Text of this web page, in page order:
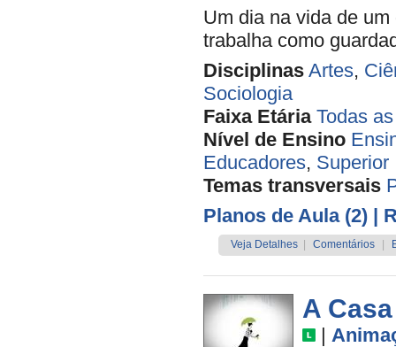
Um dia na vida de
trabalha como
Disciplinas Artes,
Sociologia
Faixa Etária Todas
Nível de Ensino
Educadores, Superior
Temas transversais
Planos de Aula (2) |
Veja Detalhes Comentários
A Casa
|